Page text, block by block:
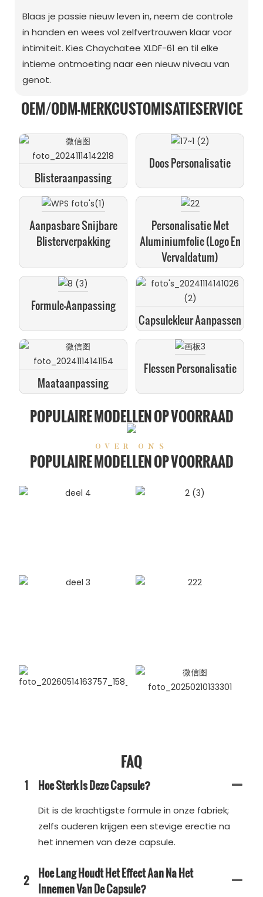
Blaas je passie nieuw leven in, neem de controle
in handen en wees vol zelfvertrouwen klaar voor
intimiteit. Kies Chaychatee XLDF-61 en til elke
intieme ontmoeting naar een nieuw niveau van
genot.
OEM/ODM-MERKCUSTOMISATIESERVICE
Blisteraanpassing
Doos Personalisatie
Aanpasbare Snijbare
Blisterverpakking
Personalisatie Met
Aluminiumfolie (logo En
Vervaldatum)
Formule-Aanpassing
Capsulekleur Aanpassen
Maataanpassing
Flessen Personalisatie
POPULAIRE MODELLEN OP VOORRAAD
OVER ONS
POPULAIRE MODELLEN OP VOORRAAD
FAQ
1 Hoe Sterk Is Deze Capsule?
Dit is de krachtigste formule in onze fabriek;
zelfs ouderen krijgen een stevige erectie na
het innemen van deze capsule.
2 Hoe Lang Houdt Het Effect Aan Na Het
Innemen Van De Capsule?